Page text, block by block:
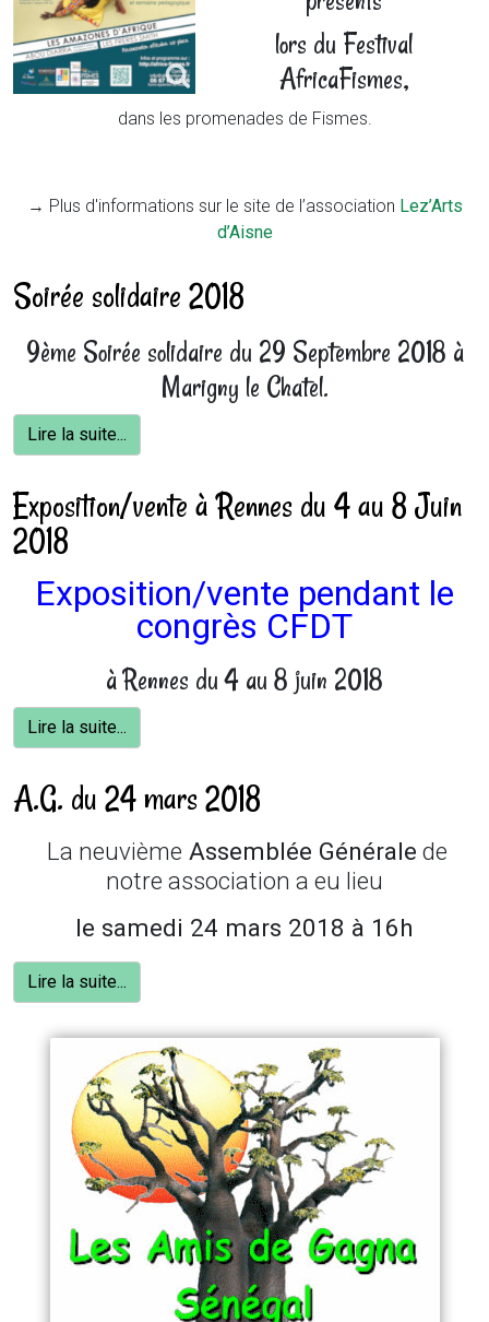
lors du Festival
AfricaFismes,
dans les promenades de Fismes.
→ Plus d'informations sur le site de l’association Lez’Arts
d’Aisne
Soirée solidaire 2018
9ème Soirée solidaire du 29 Septembre 2018 à
Marigny le Chatel.
Lire la suite...
Exposition/vente à Rennes du 4 au 8 Juin
2018
Exposition/vente pendant le
congrès CFDT
à Rennes du 4 au 8 juin 2018
Lire la suite...
A.G. du 24 mars 2018
La neuvième Assemblée Générale de
notre association a eu lieu
le samedi 24 mars 2018 à 16h
Lire la suite...